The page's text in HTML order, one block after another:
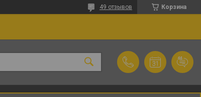
Корзина
49 отзывов